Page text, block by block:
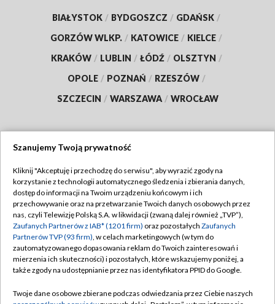
BIAŁYSTOK / BYDGOSZCZ / GDAŃSK /
GORZÓW WLKP. / KATOWICE / KIELCE /
KRAKÓW / LUBLIN / ŁÓDŹ / OLSZTYN /
OPOLE / POZNAŃ / RZESZÓW /
SZCZECIN / WARSZAWA / WROCŁAW
TVP
Abonament TVP
Emisja w TVP
Centrum informacji TVP
Naziemna Telewizja Cyfrowa
Regulamin TVP
Polityka prywatności
Moje zgody
Pomoc
Szanujemy Twoją prywatność
Kliknij "Akceptuję i przechodzę do serwisu", aby wyrazić zgody na
korzystanie z technologii automatycznego śledzenia i zbierania danych,
dostęp do informacji na Twoim urządzeniu końcowym i ich
przechowywanie oraz na przetwarzanie Twoich danych osobowych przez
nas, czyli Telewizję Polską S.A. w likwidacji (zwaną dalej również „TVP”),
Zaufanych Partnerów z IAB* (1201 firm) oraz pozostałych Zaufanych
Partnerów TVP (93 firm), w celach marketingowych (w tym do
zautomatyzowanego dopasowania reklam do Twoich zainteresowań i
mierzenia ich skuteczności) i pozostałych, które wskazujemy poniżej, a
także zgody na udostępnianie przez nas identyfikatora PPID do Google.
Twoje dane osobowe zbierane podczas odwiedzania przez Ciebie naszych